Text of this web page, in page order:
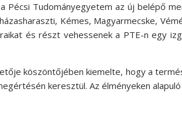
Tudományegyetem az új belépő
Kémes, Magyarmecske,
és részt vehessenek a PTE-n egy
köszöntőjében kiemelte, hogy a
keresztül. Az élményeken